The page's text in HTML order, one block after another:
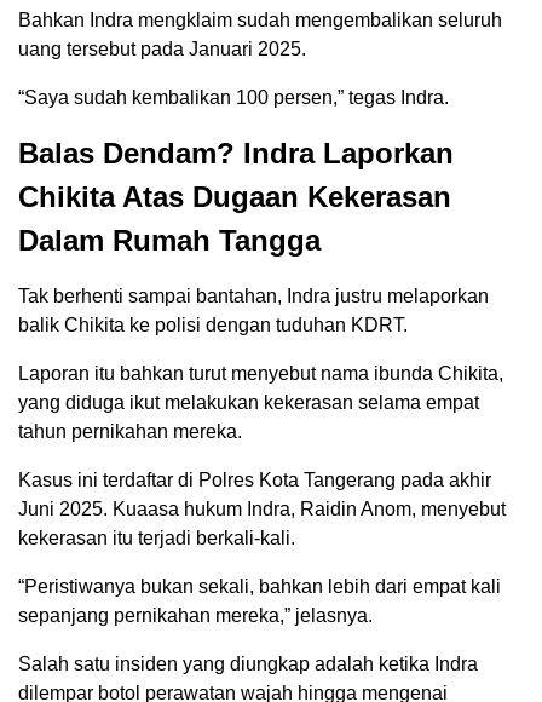
Bahkan Indra mengklaim sudah mengembalikan seluruh
uang tersebut pada Januari 2025.
“Saya sudah kembalikan 100 persen,” tegas Indra.
Balas Dendam? Indra Laporkan
Chikita Atas Dugaan Kekerasan
Dalam Rumah Tangga
Tak berhenti sampai bantahan, Indra justru melaporkan
balik Chikita ke polisi dengan tuduhan KDRT.
Laporan itu bahkan turut menyebut nama ibunda Chikita,
yang diduga ikut melakukan kekerasan selama empat
tahun pernikahan mereka.
Kasus ini terdaftar di Polres Kota Tangerang pada akhir
Juni 2025. Kuaasa hukum Indra, Raidin Anom, menyebut
kekerasan itu terjadi berkali-kali.
“Peristiwanya bukan sekali, bahkan lebih dari empat kali
sepanjang pernikahan mereka,” jelasnya.
Salah satu insiden yang diungkap adalah ketika Indra
dilempar botol perawatan wajah hingga mengenai